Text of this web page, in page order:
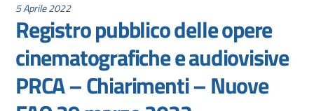
5 Aprile 2022
Registro pubblico delle opere
cinematografiche e audiovisive
PRCA – Chiarimenti – Nuove